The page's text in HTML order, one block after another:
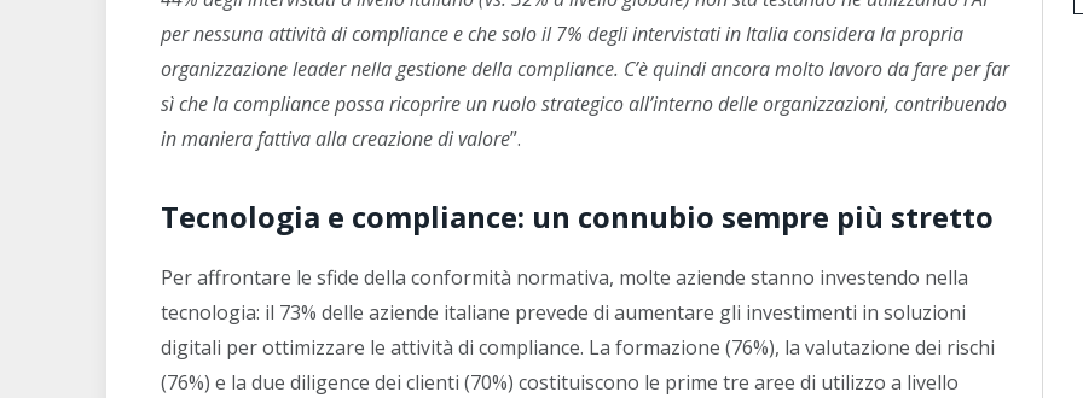
per nessuna attività di compliance e che solo il 7% degli intervistati in Italia considera la propria
organizzazione leader nella gestione della compliance. C’è quindi ancora molto lavoro da fare per far
sì che la compliance possa ricoprire un ruolo strategico all’interno delle organizzazioni, contribuendo
in maniera fattiva alla creazione di valore”.
Tecnologia e compliance: un connubio sempre più stretto
Per affrontare le sfide della conformità normativa, molte aziende stanno investendo nella
tecnologia: il 73% delle aziende italiane prevede di aumentare gli investimenti in soluzioni
digitali per ottimizzare le attività di compliance. La formazione (76%), la valutazione dei rischi
(76%) e la due diligence dei clienti (70%) costituiscono le prime tre aree di utilizzo a livello